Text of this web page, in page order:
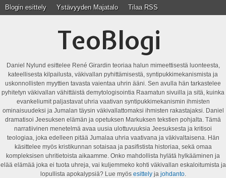
Blogin esittely Ystävyyden Majatalo Tilaa RSS
TeoBlogi
Daniel Nylund esittelee René Girardin teoriaa halun mimeettisestä luonteesta,
kateellisesta kilpailusta, väkivallan pyhittämisestä, syntipukkimekanismista ja
uskonnollisten myyttien tavasta vaientaa uhrin ääni. Sen avulla hän tarkastelee
pyhitetyn väkivallan vähittäistä demytologisointia Raamatun sivuilla ja sitä, kuinka
evankeliumit paljastavat uhria vaativan syntipukkimekanismin ihmisten
ominaisuudeksi ja Jumalan täysin väkivallattomaksi ihmisten rakastajaksi. Daniel
dramatisoi Jeesuksen elämän ja opetuksen Markuksen tekstien pohjalta. Tämä
narratiivinen menetelmä avaa uusia ulottuvuuksia Jeesuksesta ja kritisoi
teologiaa, joka edelleen pitää Jumalaa uhria vaativana ja väkivaltaisena. Hän
käsittelee myös kristikunnan sotaisaa ja pasifistista historiaa, sekä omaa
kompleksisen uhritietoista aikaamme. Onko mahdollista hylätä hylkääminen ja
elää elämää joka ei tuota uhreja, vai kuljemmeko kohti väkivallan eskaloitumista ja
lopullista apokalypsiä? Lue myös esittelyja johdanto.